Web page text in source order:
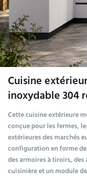
Cuisine
inoxydable 304
Cette cuisine extérieure
conçue pour les fermes,
extérieures des marchés
configuration en forme
des armoires à tiroirs,
cuisinière et un module